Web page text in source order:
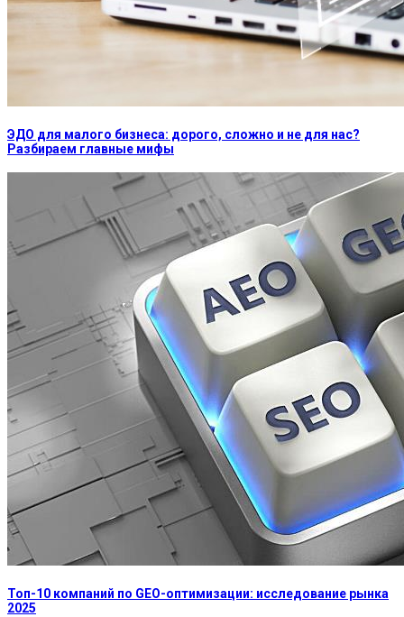
ЭДО для малого бизнеса: дорого, сложно и не для нас?
Разбираем главные мифы
Топ-10 компаний по GEO-оптимизации: исследование рынка
2025